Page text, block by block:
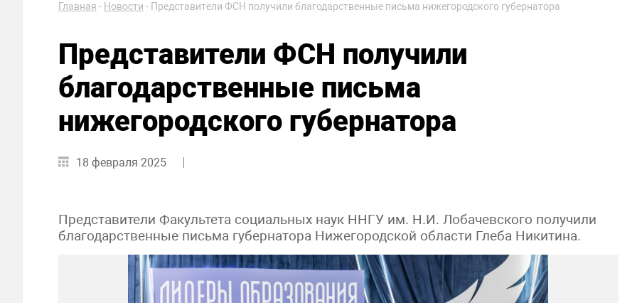
Главная - Новости - Представители ФСН получили благодарственные письма нижегородского губернатора
Представители ФСН получили
благодарственные письма
нижегородского губернатора
18 февраля 2025
Представители Факультета социальных наук ННГУ им. Н.И. Лобачевского получили
благодарственные письма губернатора Нижегородской области Глеба Никитина.